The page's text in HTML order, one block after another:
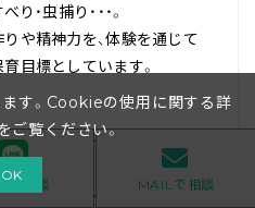
・虫捕り・・・。
や精神力を、体験を通じて
目標としています。
をフルに使い脳を活性化さ
すと落ちてしまう、次に足
で相談 MAILで相談
す。Cookieの使用に関する詳
ご覧ください。
OK